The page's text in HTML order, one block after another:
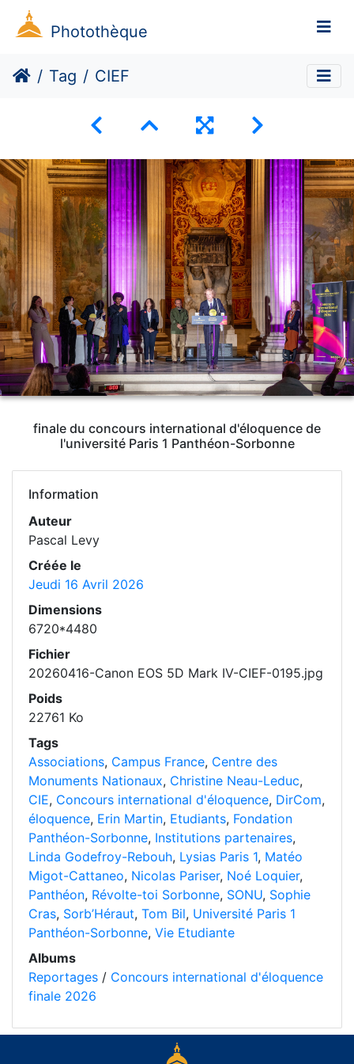
Photothèque
Tag CIEF
finale du concours international d'éloquence de
l'université Paris 1 Panthéon-Sorbonne
Information
Auteur
Pascal Levy
Créée le
Jeudi 16 Avril 2026
Dimensions
6720*4480
Fichier
20260416-Canon EOS 5D Mark IV-CIEF-0195.jpg
Poids
22761 Ko
Tags
Associations, Campus France, Centre des
Monuments Nationaux, Christine Neau-Leduc,
CIE, Concours international d'éloquence, DirCom,
éloquence, Erin Martin, Etudiants, Fondation
Panthéon-Sorbonne, Institutions partenaires,
Linda Godefroy-Rebouh, Lysias Paris 1, Matéo
Migot-Cattaneo, Nicolas Pariser, Noé Loquier,
Panthéon, Révolte-toi Sorbonne, SONU, Sophie
Cras, Sorb’Héraut, Tom Bil, Université Paris 1
Panthéon-Sorbonne, Vie Etudiante
Albums
Reportages / Concours international d'éloquence
finale 2026